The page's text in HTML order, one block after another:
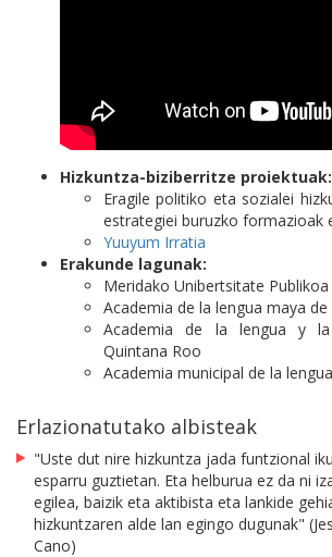
Hizkuntza-biziberritze proiektuak:
Eragile politiko eta sozialei
estrategiei buruzko formazioak
Yuuyum Irratia
Erakunde lagunak:
Meridako Unibertsitate Publikoa
Academia de la lengua maya de
Academia de la lengua y
Quintana Roo
Academia municipal de la
Erlazionatutako albisteak
"Uste dut nire hizkuntza jada funtzional
esparru guztietan. Eta helburua ez da ni
egilea, baizik eta aktibista eta lankide
hizkuntzaren alde lan egingo dugunak"
Cano)